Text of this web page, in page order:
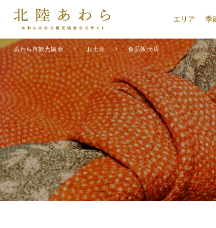
エリア 季
あわら市観光協会 お土産 食品販売店